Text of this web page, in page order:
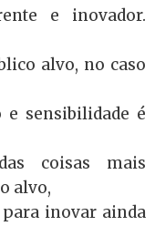
e inovador.
alvo, no caso
e sensibilidade é
coisas mais
alvo,
inovar ainda